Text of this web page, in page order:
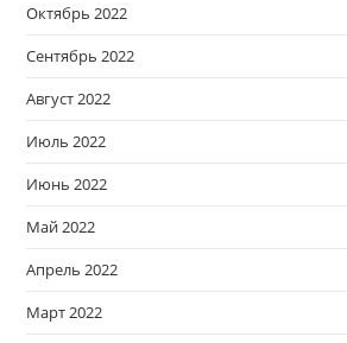
Октябрь 2022
Сентябрь 2022
Август 2022
Июль 2022
Июнь 2022
Май 2022
Апрель 2022
Март 2022